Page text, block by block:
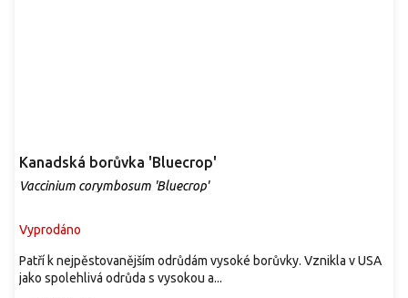
Kanadská borůvka 'Bluecrop'
Vaccinium corymbosum 'Bluecrop'
Vyprodáno
Patří k nejpěstovanějším odrůdám vysoké borůvky. Vznikla v USA
jako spolehlivá odrůda s vysokou a...